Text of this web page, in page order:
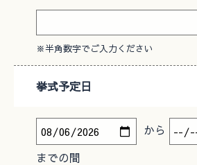
※半角数字でご入力ください
挙式予定日
から
までの間